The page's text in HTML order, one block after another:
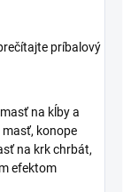
príbalový
na kĺby a
konope
na krk chrbát,
efektom